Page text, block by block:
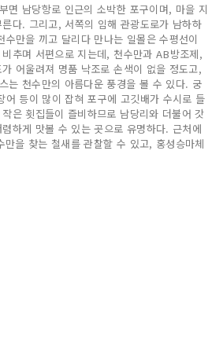
면 남당항로 인근의 소박한 포구이며, 마을 지
다. 그리고, 서쪽의 임해 관광도로가 남하하
만을 끼고 달리다 만나는 일몰은 수평선이
추며 서편으로 지는데, 천수만과 AB방조제,
어울려져 명품 낙조로 손색이 없을 정도고,
는 천수만의 아름다운 풍경을 볼 수 있다. 궁
어 등이 많이 잡혀 포구에 고깃배가 수시로 들
은 횟집들이 즐비하므로 남당리와 더불어 갓
하게 맛볼 수 있는 곳으로 유명하다. 근처에
만을 찾는 철새를 관찰할 수 있고, 홍성승마체